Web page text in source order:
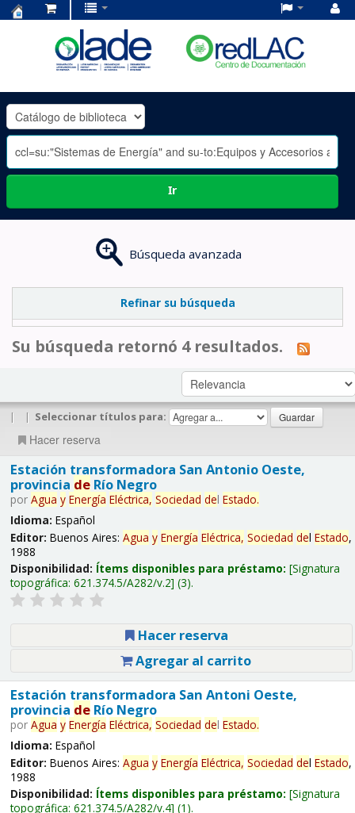
OLADE
-
Ir
Búsqueda avanzada
Refinar su búsqueda
Su búsqueda retornó 4 resultados.
| | Seleccionar títulos para:
Hacer reserva
Estación transformadora San Antonio Oeste,
provincia deRío Negro
por Agua y Energía Eléctrica, Sociedad del Estado.
Idioma: Español
Editor: Buenos Aires: Agua y Energía Eléctrica, Sociedad del Estado,
1988
Disponibilidad: Ítems disponibles para préstamo: Signatura
topográfica: 621.374.5/A282/v.2 (3).
Hacer reserva
Agregar al carrito
Estación transformadora San Antoni Oeste,
provincia deRío Negro
por Agua y Energía Eléctrica, Sociedad del Estado.
Idioma: Español
Editor: Buenos Aires: Agua y Energía Eléctrica, Sociedad del Estado,
1988
Disponibilidad: Ítems disponibles para préstamo: Signatura
topográfica: 621.374.5/A282/v.4 (1).